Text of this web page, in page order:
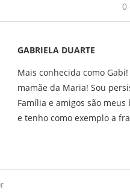
0
GABRIELA DUARTE
Mais conhecida como
mamãe da Maria! Sou
Família e amigos são
e tenho como exemplo a